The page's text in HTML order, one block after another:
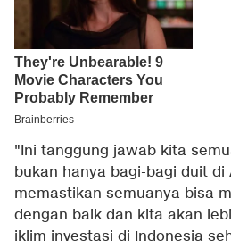
"Ini tanggung jawab kita
bukan hanya bagi-bagi duit di
memastikan semuanya bisa
dengan baik dan kita akan
iklim investasi di Indonesia